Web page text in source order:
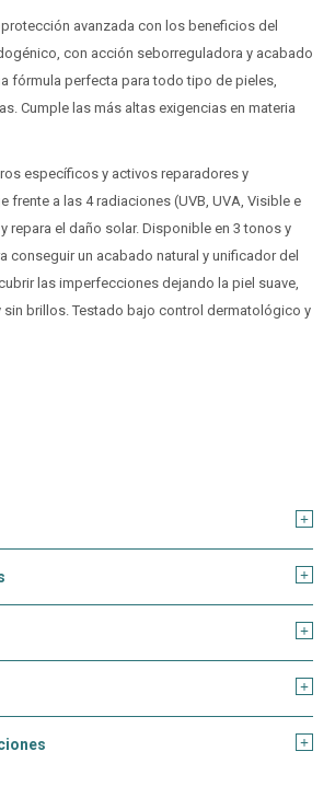
avanzada con los beneficios del
con acción seborreguladora y acabado
fórmula perfecta para todo tipo de pieles,
Cumple las más altas exigencias en materia
específicos y activos reparadores y
frente a las 4 radiaciones (UVB, UVA, Visible e
repara el daño solar. Disponible en 3 tonos y
conseguir un acabado natural y unificador del
las imperfecciones dejando la piel suave,
sin brillos. Testado bajo control dermatológico y